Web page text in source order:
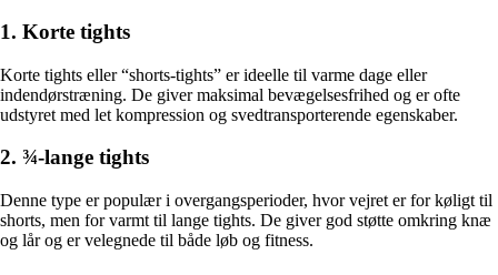
1. Korte tights
Korte tights eller “shorts-tights” er ideelle til varme dage eller
indendørstræning. De giver maksimal bevægelsesfrihed og er ofte
udstyret med let kompression og svedtransporterende egenskaber.
2. ¾-lange tights
Denne type er populær i overgangsperioder, hvor vejret er for køligt til
shorts, men for varmt til lange tights. De giver god støtte omkring knæ
og lår og er velegnede til både løb og fitness.